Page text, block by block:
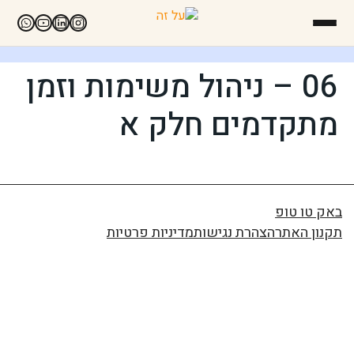
06 – ניהול משימות וזמן
מתקדמים חלק א
באק טו טופ
תקנון האתרהצהרת נגישותמדיניות פרטיות